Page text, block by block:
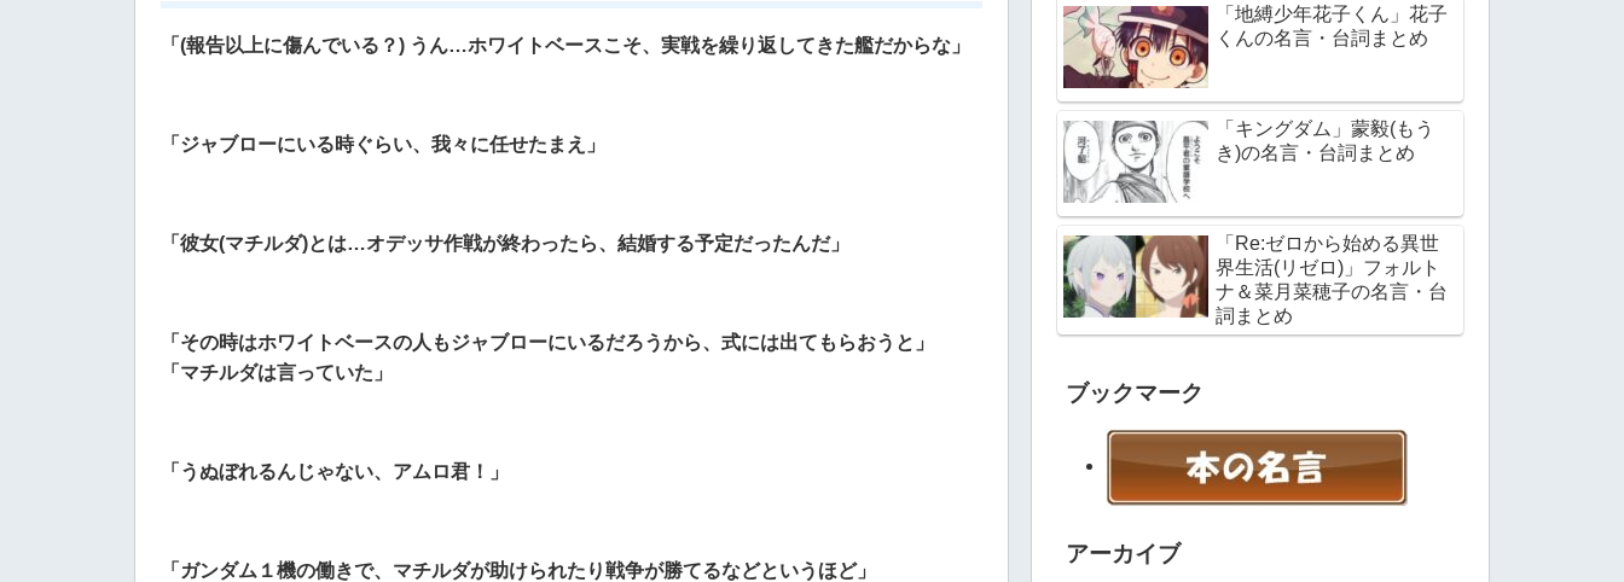
「(報告以上に傷んでいる？) うん…ホワイトベースこそ、実戦を繰り返してきた艦だからな」
「ジャブローにいる時ぐらい、我々に任せたまえ」
「彼女(マチルダ)とは…オデッサ作戦が終わったら、結婚する予定だったんだ」
「その時はホワイトベースの人もジャブローにいるだろうから、式には出てもらおうと」
「マチルダは言っていた」
「うぬぼれるんじゃない、アムロ君！」
「 ガンダム１機の働きで、マチルダが助けられたり戦争が勝てるなどというほど」
「地縛少年花子くん」花子
くんの名言・台詞まとめ
「キングダム」蒙毅(もう
き)の名言・台詞まとめ
「Re:ゼロから始める異世
界生活(リゼロ)」フォルト
ナ＆菜月菜穂子の名言・台
詞まとめ
ブックマーク
アーカイブ